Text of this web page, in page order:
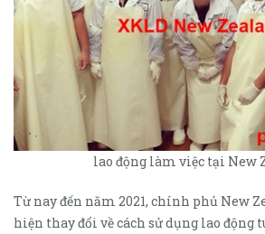
lao động làm việc tại New
Từ nay đến năm 2021, chính phủ New
hiện thay đổi về cách sử dụng lao động